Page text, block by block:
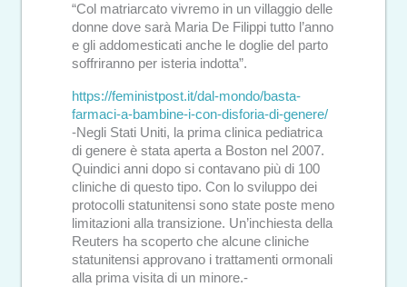
“Col matriarcato vivremo in un villaggio delle
donne dove sarà Maria De Filippi tutto l’anno
e gli addomesticati anche le doglie del parto
soffriranno per isteria indotta”.
https://feministpost.it/dal-mondo/basta-
farmaci-a-bambine-i-con-disforia-di-genere/
-Negli Stati Uniti, la prima clinica pediatrica
di genere è stata aperta a Boston nel 2007.
Quindici anni dopo si contavano più di 100
cliniche di questo tipo. Con lo sviluppo dei
protocolli statunitensi sono state poste meno
limitazioni alla transizione. Un’inchiesta della
Reuters ha scoperto che alcune cliniche
statunitensi approvano i trattamenti ormonali
alla prima visita di un minore.-